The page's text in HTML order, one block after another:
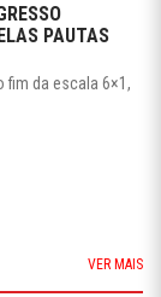
PAUTAS
fim da escala 6×1,
VER MAIS